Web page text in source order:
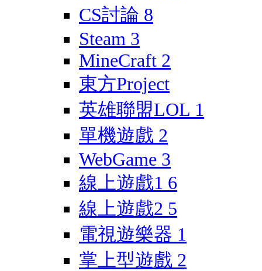
CS討論 8
Steam 3
MineCraft 2
東方Project
英雄聯盟LOL 1
單機遊戲 2
WebGame 3
線上遊戲1 6
線上遊戲2 5
電視遊樂器 1
掌上型遊戲 2